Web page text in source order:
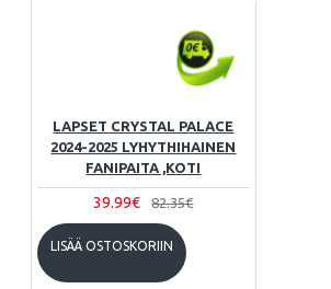
LAPSET CRYSTAL PALACE
2024-2025 LYHYTHIHAINEN
FANIPAITA ,KOTI
39.99€ 82.35€
LISÄÄ OSTOSKORIIN